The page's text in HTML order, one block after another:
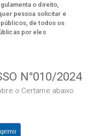
o direito,
pessoa solicitar e
de todos os
por eles
N°010/2024
o Certame abaixo